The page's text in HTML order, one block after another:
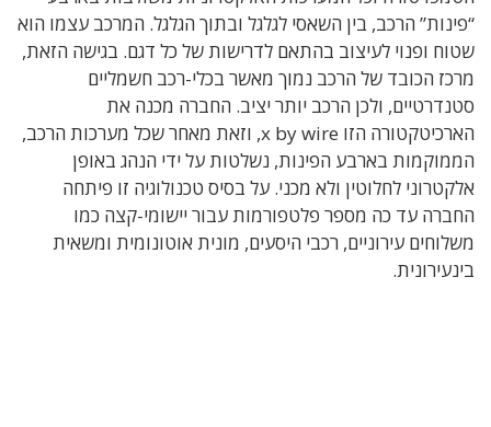
“פינות” הרכב, בין השאסי לגלגל ובתוך הגלגל. המרכב עצמו הוא
שטוח ופנוי לעיצוב בהתאם לדרישות של כל דגם. בגישה הזאת,
מרכז הכובד של הרכב נמוך מאשר בכלי-רכב חשמליים
סטנדרטיים, ולכן הרכב יותר יציב. החברה מכנה את
הארכיטקטורה הזו x by wire, וזאת מאחר שכל מערכות הרכב,
הממוקמות בארבע הפינות, נשלטות על ידי הנהג באופן
אלקטרוני לחלוטין ולא מכני. על בסיס טכנולוגיה זו פיתחה
החברה עד כה מספר פלטפורמות עבור יישומי-קצה כמו
משלוחים עירוניים, רכבי היסעים, מונית אוטונומית ומשאית
בינעירונית.